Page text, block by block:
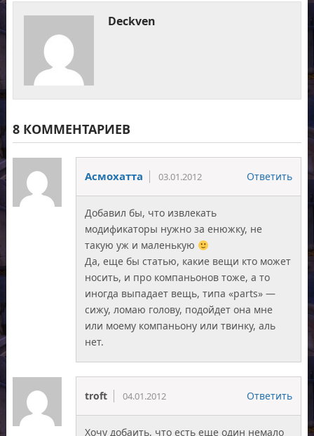
Deckven
8 КОММЕНТАРИЕВ
Асмохатта 03.01.2012 Ответить
Добавил бы, что извлекать
модификаторы нужно за енюжку, не
такую уж и маленькую
Да, еще бы статью, какие вещи кто может
носить, и про компаньонов тоже, а то
иногда выпадает вещь, типа «parts» —
сижу, ломаю голову, подойдет она мне
или моему компаньону или твинку, аль
нет.
troft 04.01.2012 Ответить
Хочу добаить, что есть еще один немало